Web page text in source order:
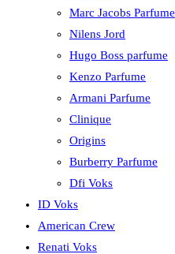
Marc Jacobs Parfume
Nilens Jord
Hugo Boss parfume
Kenzo Parfume
Armani Parfume
Clinique
Origins
Burberry Parfume
Dfi Voks
ID Voks
American Crew
Renati Voks